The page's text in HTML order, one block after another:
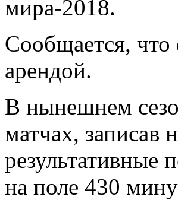
мира-2018.
Сообщается, что
арендой.
В нынешнем
матчах, записав
результативные
на поле 430